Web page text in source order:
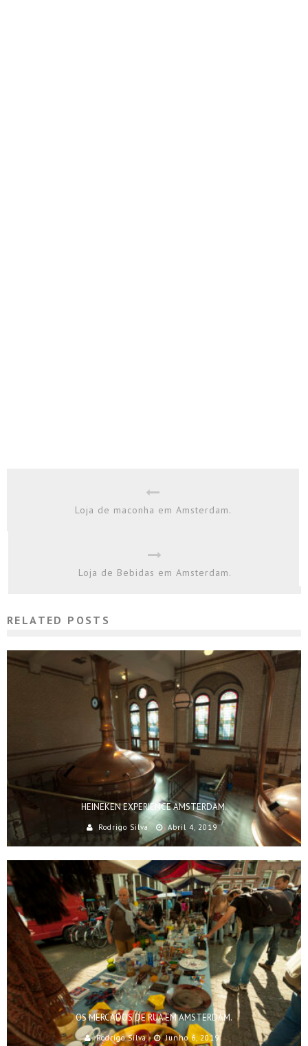
Loja de maconha em Amsterdam.
Loja de Bebidas em Amsterdam.
RELATED POSTS
HEINEKEN EXPERIENCE AMSTERDAM.
Rodrigo Silva Abril 4, 2019
OS MERCADOS DE RUA EM AMSTERDAM.
Rodrigo Silva Junho 6, 2019